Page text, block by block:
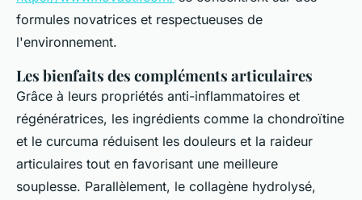
formules novatrices et respectueuses de
l'environnement.
Les bienfaits des compléments articulaires
Grâce à leurs propriétés anti-inflammatoires et
régénératrices, les ingrédients comme la chondroïtine
et le curcuma réduisent les douleurs et la raideur
articulaires tout en favorisant une meilleure
souplesse. Parallèlement, le collagène hydrolysé,